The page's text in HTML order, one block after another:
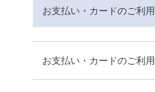
お支払い・カードのご利用
お支払い・カードのご利用